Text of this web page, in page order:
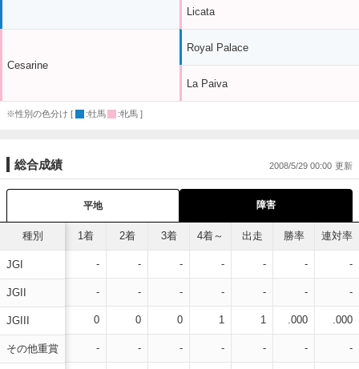
Cesarine
Licata
Royal Palace
La Paiva
※性別の色分け [ :牡馬 :牝馬 ]
総合成績 2008/5/29 00:00
平地 障害
種別
JGI
JGII
JGIII
その他重賞
1着 2着 3着 4着～ 出走 勝率 連対率
- - - - - - -
- - - - - - -
0 0 0 1 1 .000 .000
- - - - - - -